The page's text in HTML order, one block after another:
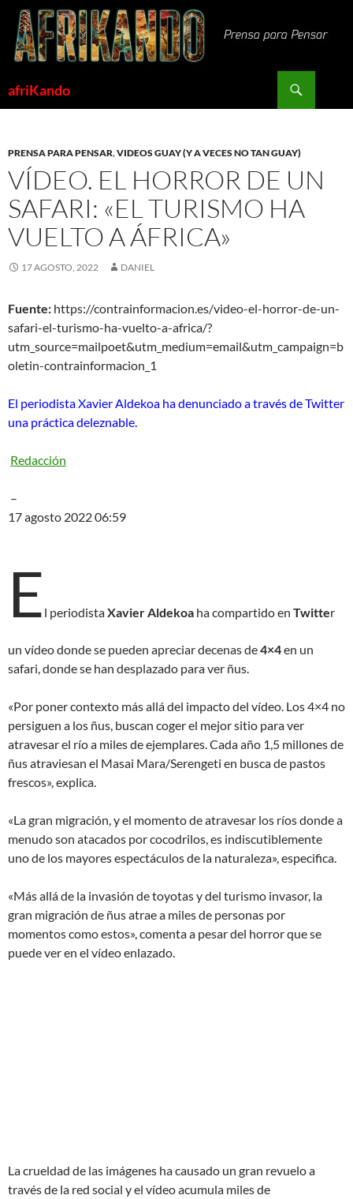
Saltar
contenido
afriKando
PRENSA PARA PENSAR,VIDEOS GUAY (Y A VECES NO TAN GUAY)
VÍDEO. EL HORROR DE UN
SAFARI: «EL TURISMO HA
VUELTO A ÁFRICA»
17 AGOSTO, 2022 DANIEL
Fuente: https://contrainformacion.es/video-el-horror-de-un-
safari-el-turismo-ha-vuelto-a-africa/?
utm_source=mailpoet&utm_medium=email&utm_campaign=b
oletin-contrainformacion_1
El periodista Xavier Aldekoa ha denunciado a través de Twitter
una práctica deleznable.
Redacción
–
17 agosto 2022 06:59
E l periodistaXavier Aldekoa ha compartido en Twitter
un vídeo donde se pueden apreciar decenas de4×4en un
safari, donde se han desplazado para ver ñus.
«Por poner contexto más allá del impacto del vídeo. Los 4×4 no
persiguen a los ñus, buscan coger el mejor sitio para ver
atravesar el río a miles de ejemplares. Cada año 1,5 millones de
ñus atraviesan el Masai Mara/Serengeti en busca de pastos
frescos», explica.
«La gran migración, y el momento de atravesar los ríos donde a
menudo son atacados por cocodrilos, es indiscutiblemente
uno de los mayores espectáculos de la naturaleza», especifica.
«Más allá de la invasión de toyotas y del turismo invasor, la
gran migración de ñus atrae a miles de personas por
momentos como estos», comenta a pesar del horror que se
puede ver en el vídeo enlazado.
La crueldad de las imágenes ha causado un gran revuelo a
través de la red social y el vídeo acumula miles de